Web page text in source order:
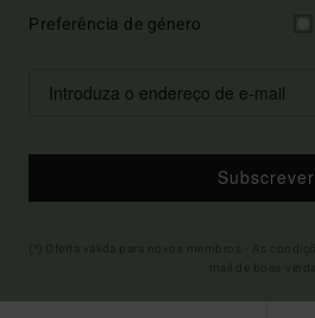
Preferência de género
Subscrever